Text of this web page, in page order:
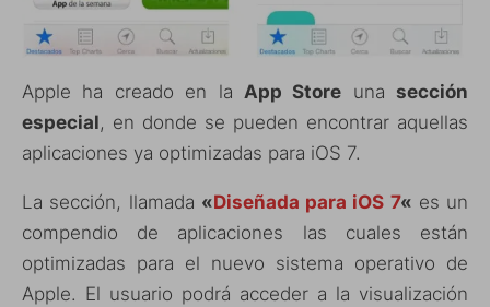
Apple ha creado en la App Store una sección
especial, en donde se pueden encontrar aquellas
aplicaciones ya optimizadas para iOS 7.
La sección, llamada «Diseñada para iOS 7« es un
compendio de aplicaciones las cuales están
optimizadas para el nuevo sistema operativo de
Apple. El usuario podrá acceder a la visualización